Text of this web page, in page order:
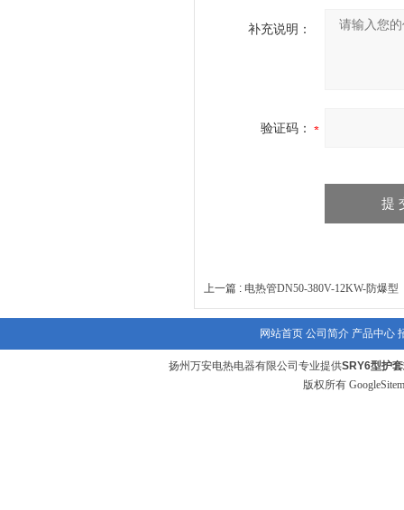
补充说明：
验证码：
上一篇 : 电热管DN50-380V-12KW-防爆型
网站首页 公司简介 产品中心
扬州万安电热电器有限公司专业提供SRY6型护
版权所有